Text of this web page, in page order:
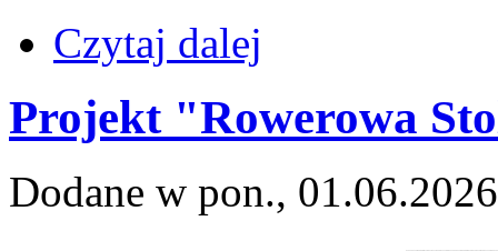
Czytaj dalej
Projekt "Rowerowa
Dodane w pon.,